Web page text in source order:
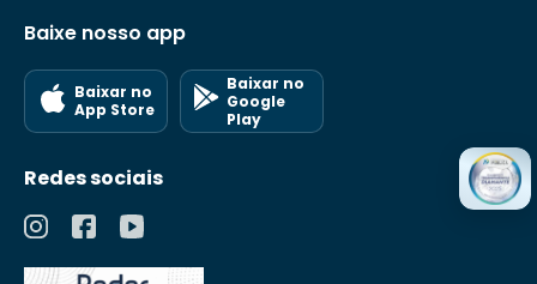
Baixe nosso app
Baixar no
App Store
Baixar no
Google
Play
Redes sociais